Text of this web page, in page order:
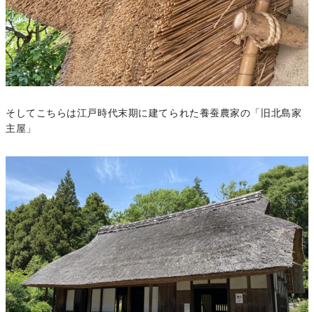
そしてこちらは江戸時代末期に建てられた養蚕農家の「旧北島家
主屋」